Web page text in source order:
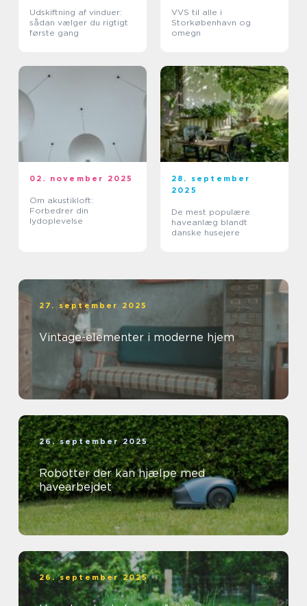
Udskiftning af vinduer:
sådan vælger du rigtigt
første gang
VVS til alle i
Storkøbenhavn og
omegn
02. november 2025
Om akustikloft:
Forbedrer din
lydoplevelse
28. september
2025
De mest populære
haveanlæg blandt
danske husejere
27. september 2025
Vintage-elementer i moderne hjem
26. september 2025
Robotter der kan hjælpe med
havearbejdet
26. september 2025